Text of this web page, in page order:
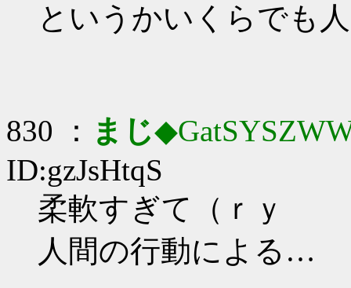
というかいくらでも
830 ： まじ
ID:gzJsHtqS
柔軟すぎて（ｒｙ
人間の行動による…